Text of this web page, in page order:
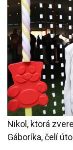
Nikol, ktorá
Gáboríka, čelí